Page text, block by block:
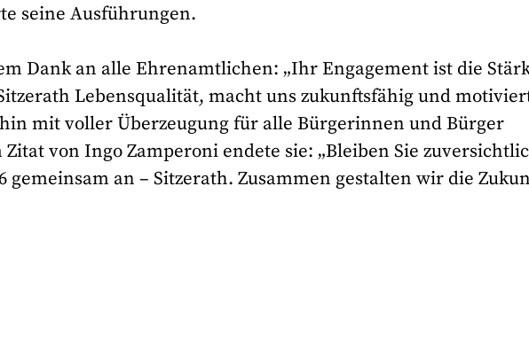
seine Ausführungen.
Dank an alle Ehrenamtlichen: „Ihr Engagement ist die
Lebensqualität, macht uns zukunftsfähig und
mit voller Überzeugung für alle Bürgerinnen und Bürger
Zitat von Ingo Zamperoni endete sie: „Bleiben Sie
gemeinsam an – Sitzerath. Zusammen gestalten wir die